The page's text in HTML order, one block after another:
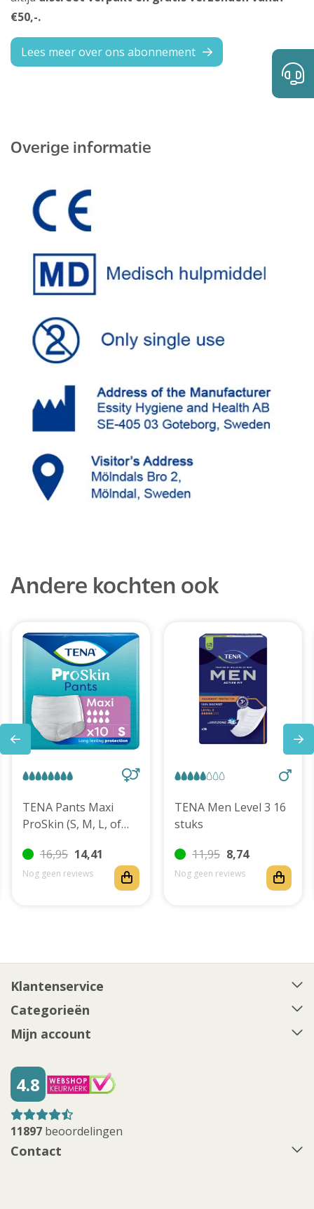
€50,-.
Lees meer over ons abonnement
Overige informatie
Andere kochten ook
TENA Pants Maxi
ProSkin (S, M, L, of
16,95 14,41
Nog geen reviews
TENA Men Level 3 16
stuks
11,95 8,74
Nog geen reviews
Klantenservice
Categorieën
Mijn account
4.8
11897 beoordelingen
Contact